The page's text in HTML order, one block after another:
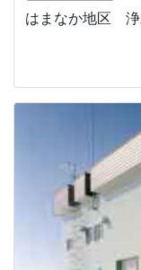
はまなか地区 浄